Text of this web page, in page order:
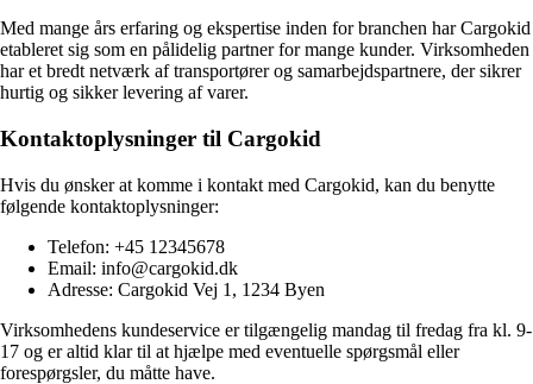
Med mange års erfaring og ekspertise inden for branchen har Cargokid
etableret sig som en pålidelig partner for mange kunder. Virksomheden
har et bredt netværk af transportører og samarbejdspartnere, der sikrer
hurtig og sikker levering af varer.
Kontaktoplysninger til Cargokid
Hvis du ønsker at komme i kontakt med Cargokid, kan du benytte
følgende kontaktoplysninger:
Telefon: +45 12345678
Email: info@cargokid.dk
Adresse: Cargokid Vej 1, 1234 Byen
Virksomhedens kundeservice er tilgængelig mandag til fredag fra kl. 9-
17 og er altid klar til at hjælpe med eventuelle spørgsmål eller
forespørgsler, du måtte have.